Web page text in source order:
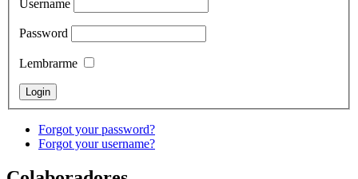
Username
Password
Lembrarme
Forgot your password?
Forgot your username?